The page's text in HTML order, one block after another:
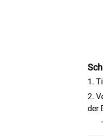
1.
2.
der